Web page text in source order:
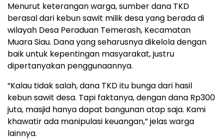
Menurut keterangan warga, sumber dana TKD
berasal dari kebun sawit milik desa yang berada di
wilayah Desa Peraduan Temerash, Kecamatan
Muara Siau. Dana yang seharusnya dikelola dengan
baik untuk kepentingan masyarakat, justru
dipertanyakan penggunaannya.
“Kalau tidak salah, dana TKD itu bunga dari hasil
kebun sawit desa. Tapi faktanya, dengan dana Rp300
juta, masjid hanya dapat bangunan atap saja. Kami
khawatir ada manipulasi keuangan,” jelas warga
lainnya.